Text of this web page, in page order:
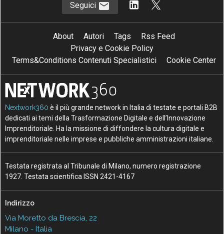
Seguici
About Autori Tags
Rss Feed
Privacy e Cookie Policy
Terms&Conditions Contenuti Specialistici
Cookie Center
Nextwork360 è il più grande network in Italia di testate e portali B2B
dedicati ai temi della Trasformazione Digitale e dell’Innovazione
Imprenditoriale. Ha la missione di diffondere la cultura digitale e
imprenditoriale nelle imprese e pubbliche amministrazioni italiane.
Testata registrata al Tribunale di Milano, numero registrazione
1927. Testata scientifica ISSN 2421-4167
Indirizzo
Via Moretto da Brescia, 22
Milano - Italia